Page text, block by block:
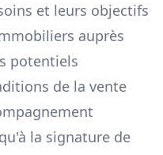
et leurs objectifs
auprès
potentiels
de la vente
la signature de